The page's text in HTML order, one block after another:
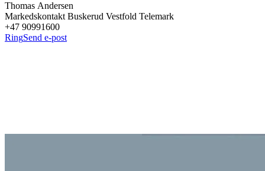
Thomas Andersen
Markedskontakt Buskerud Vestfold Telemark
+47 90991600
RingSend e-post